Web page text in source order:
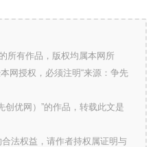
所有作品，版权均属本网所
网授权，必须注明“来源：争先
创优网）”的作品，转载此文是
法权益，请作者持权属证明与